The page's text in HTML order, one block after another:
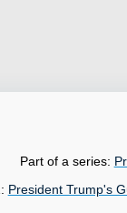
Part of a series:
President Trump's